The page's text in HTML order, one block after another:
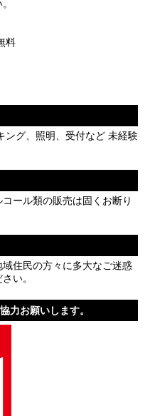
料
ング、照明、受付など 未経験
ール類の販売は固くお断り
住民の方々に多大なご迷惑
い。
力お願いします。